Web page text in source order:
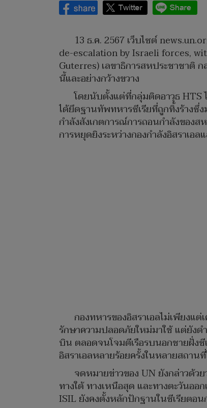
13 ธ.ค. 2567 เว็บไซต์
de-escalation by Israeli forces,
Guterres) เลขาธิการสหประชาชาติ
นี้และอย่างกว้างขวาง
โดยนับตั้งแต่ที่กลุ่มติดอาวุธ HTS
ได้ยึดฐานทัพทหารซีเรียที่ถูกทิ้งร้างซึ่
กำลังสังเกตการณ์การถอนกำลังของ
การหยุดยิงระหว่างกองกำลังอิสราเอ
กองทหารของอิสราเอลไม่เพียงแ
รักษาความปลอดภัยใหม่มาใช้ แต่ยังด
บิน ตลอดจนโจมตีเรือรบนอกชายฝั่งซี
อิสราเอลหลายร้อยครั้งในหลายสถาน
จดหมายข่าวของ UN ยังกล่าวด้
ทางใต้ ทางเหนือสุด และทางตะวันอ
ISIL ยังคงตั้งหลักปักฐานในซีเรียตอ